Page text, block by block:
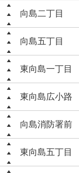
向島二丁目
向島五丁目
東向島一丁目
東向島広小路
向島消防署前
東向島五丁目